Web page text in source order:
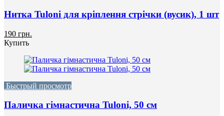
Нитка Tuloni для кріплення стрічки (вусик), 1 шт
190 грн.
Купить
Быстрый просмотр
Паличка гімнастична Tuloni, 50 см